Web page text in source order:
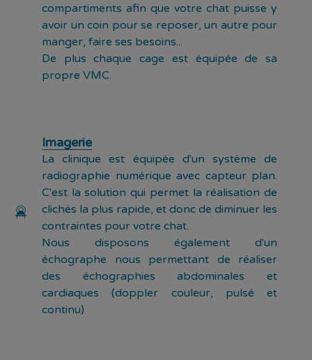
compartiments afin que votre chat puisse y
avoir un coin pour se reposer, un autre pour
manger, faire ses besoins...
De plus chaque cage est équipée de sa
propre VMC.
Imagerie
La clinique est équipée d'un système de
radiographie numérique avec capteur plan.
C'est la solution qui permet la réalisation de
clichés la plus rapide, et donc de diminuer les
contraintes pour votre chat.
Nous disposons également d'un
échographe nous permettant de réaliser
des échographies abdominales et
cardiaques (doppler couleur, pulsé et
continu)